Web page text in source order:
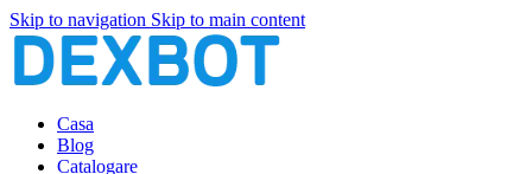
Skip to navigation Skip to main content
Casa
Blog
Catalogare